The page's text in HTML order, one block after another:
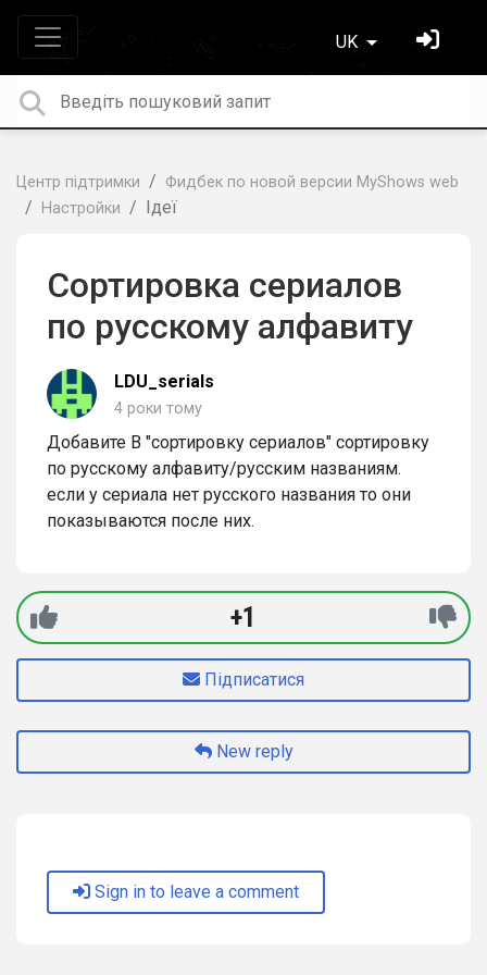
UK
Центр підтримки
Фидбек по новой версии MyShows web
Настройки
Ідеї
Сортировка сериалов
по русскому алфавиту
LDU_serials
4 роки тому
Добавите В "сортировку сериалов" сортировку
по русскому алфавиту/русским названиям.
если у сериала нет русского названия то они
показываются после них.
+1
Підписатися
New reply
Sign in to leave a comment